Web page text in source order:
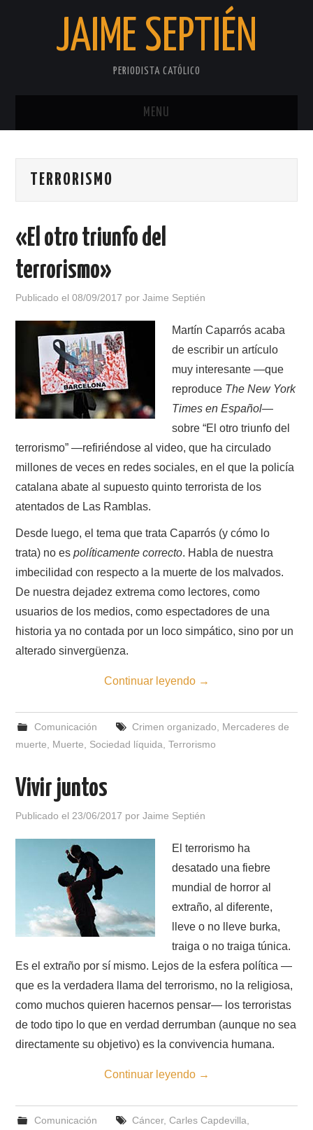
JAIME SEPTIÉN
PERIODISTA CATÓLICO
MENU
SOBRE EL AUTOR
TERRORISMO
«El otro triunfo del
terrorismo»
Publicado el08/09/2017 porJaime Septién
Martín Caparrós acaba
de escribir un artículo
muy interesante —que
reproduce The New York
Times en Español—
sobre “El otro triunfo del
terrorismo” —refiriéndose al video, que ha circulado
millones de veces en redes sociales, en el que la policía
catalana abate al supuesto quinto terrorista de los
atentados de Las Ramblas.
Desde luego, el tema que trata Caparrós (y cómo lo
trata) no espolíticamente correcto. Habla de nuestra
imbecilidad con respecto a la muerte de los malvados.
De nuestra dejadez extrema como lectores, como
usuarios de los medios, como espectadores de una
historia ya no contada por un loco simpático, sino por un
alterado sinvergüenza.
Continuar leyendo →
Comunicación Crimen organizado
Mercaderes de
muerte
Muerte Sociedad líquida ,Terrorismo
Vivir juntos
Publicado el 23/06/2017 porJaime Septién
El terrorismo ha
desatado una fiebre
mundial de horror al
extraño, al diferente,
lleve o no lleve burka,
traiga o no traiga túnica.
Es el extraño por sí mismo. Lejos de la esfera política —
que es la verdadera llama del terrorismo, no la religiosa,
como muchos quieren hacernos pensar— los terroristas
de todo tipo lo que en verdad derrumban (aunque no sea
directamente su objetivo) es la convivencia humana.
Continuar leyendo →
Comunicación Cáncer, Carles Capdevilla